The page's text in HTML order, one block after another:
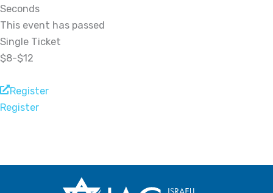
Seconds
This event has passed
Single Ticket
$8-$12
Register
Register